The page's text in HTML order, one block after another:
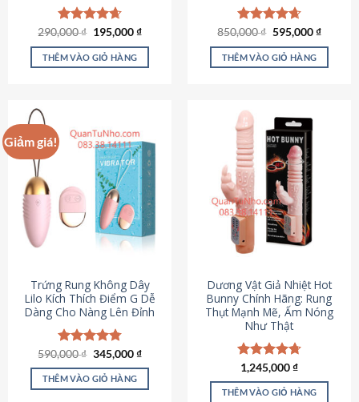
Được xếp
hạng4.64
5 sao
290,000₫ Giá
là:
290,000 ₫.
195,000₫Giá
tại
THÊM VÀO GIỎ HÀNG
Được xếp
hạng4.69
5 sao
850,000₫ Giá
là:
850,000 ₫.
595,000₫Giá
tại
THÊM VÀO GIỎ HÀNG
Giảm giá!
Trứng Rung Không Dây
Lilo Kích Thích Điểm G Dễ
Dàng Cho Nàng Lên Đỉnh
Được xếp
hạng4.79
5 sao
590,000₫ Giá
là:
590,000 ₫.
345,000₫Giá
tại
345,000 ₫.
THÊM VÀO GIỎ HÀNG
Dương Vật Giả Nhiệt Hot
Bunny Chính Hãng: Rung
Thụt Mạnh Mẽ, Ấm Nóng
Như Thật
Được xếp
hạng4.73
5 sao
1,245,000₫
THÊM VÀO GIỎ HÀNG